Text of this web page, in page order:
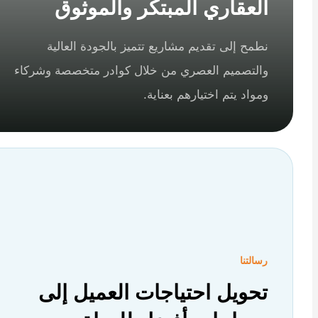
العقاري المبتكر والموثوق
نطمح إلى تقديم مشاريع تتميز بالجودة العالية
والتصميم العصري من خلال كوادر متخصصة وشركاء
ومواد يتم اختيارهم بعناية.
تحويل احتياجات العميل إلى